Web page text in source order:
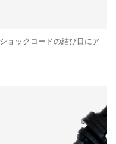
ョックコードの結び目にア